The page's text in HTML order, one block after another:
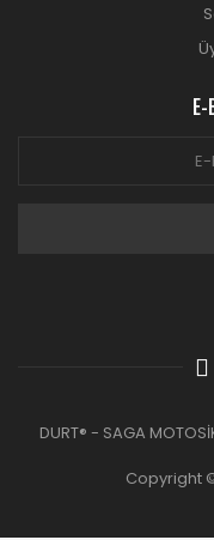
E-
DURT® - SAGA
Copyright ©